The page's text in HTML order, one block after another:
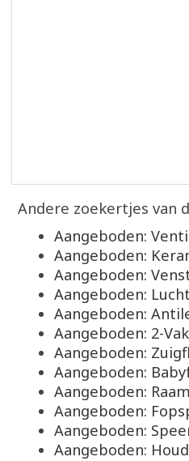
Andere zoekertjes van
Aangeboden:
Aangeboden:
Aangeboden:
Aangeboden:
Aangeboden:
Aangeboden: 2-
Aangeboden:
Aangeboden:
Aangeboden:
Aangeboden:
Aangeboden:
Aangeboden: